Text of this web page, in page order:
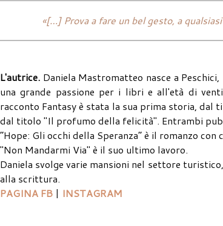
«[…] Prova a fare un bel gesto, a
L'autrice. Daniela Mastromatteo nasce a
una grande passione per i libri e all'età di
racconto Fantasy è stata la sua prima storia,
dal titolo "Il profumo della felicità". Entrambi
“Hope: Gli occhi della Speranza” è il romanzo
"Non Mandarmi Via" è il suo ultimo lavoro.
Daniela svolge varie mansioni nel settore
alla scrittura.
PAGINA FB | INSTAGRAM